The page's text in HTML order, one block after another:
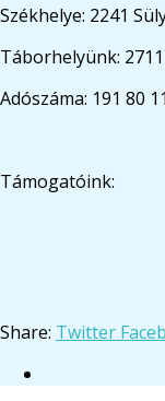
Székhelye: 2241
Táborhelyünk:
Adószáma: 191 80
Támogatóink:
Share: Twitter